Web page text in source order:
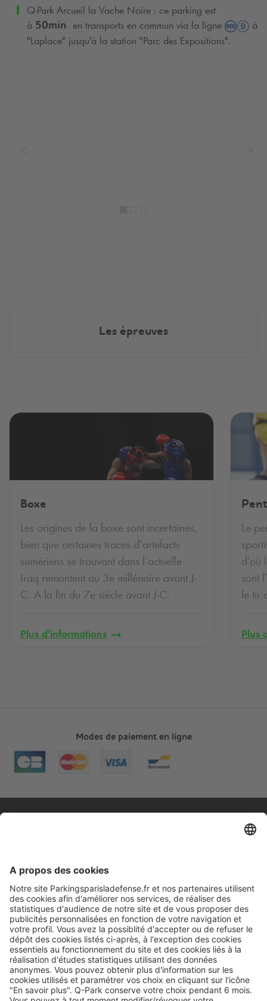
Q-Park Arcueil la Vache Noire : ce parking est
à 50min en transports en commun via la ligne
à
"Laplace" jusqu'à la station "Parc des Expositions".
Les épreuves
Boxe
Les origines de la boxe sont incertaines,
bien que certaines traces d’artefacts
sumériens se trouvant dans l’actuelle
Iraq remontent au 3e millénaire avant J-
C. A la fin du 7e siècle avant J-C.
Plus d'informations
Le
d’où
sont
le tir
Plus
Modes de paiement en ligne
Informations pratiques
Nos services
Nous contacter